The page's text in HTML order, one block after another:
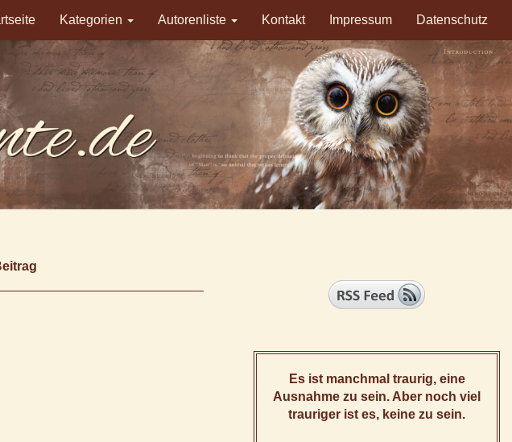
Kategorien Autorenliste Kontakt Impressum Datenschutz
Es ist manchmal traurig, eine
Ausnahme zu sein. Aber noch viel
trauriger ist es, keine zu sein.